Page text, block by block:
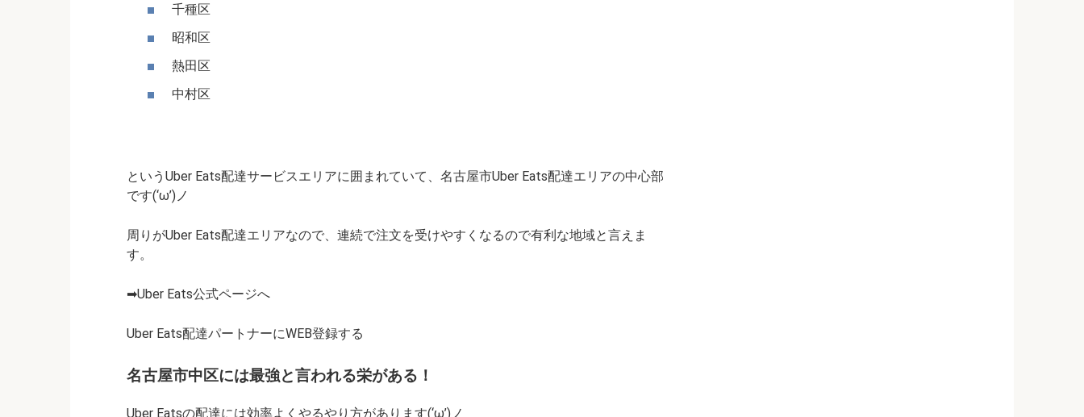
千種区
昭和区
熱田区
中村区
というUber Eats配達サービスエリアに囲まれていて、名古屋市Uber Eats配達エリアの中心部
です(‘ω’)ノ
周りがUber Eats配達エリアなので、連続で注文を受けやすくなるので有利な地域と言えま
す。
➡Uber Eats公式ページへ
Uber Eats配達パートナーにWEB登録する
名古屋市中区には最強と言われる栄がある！
Uber Eatsの配達には効率よくやるやり方があります(‘ω’)ノ